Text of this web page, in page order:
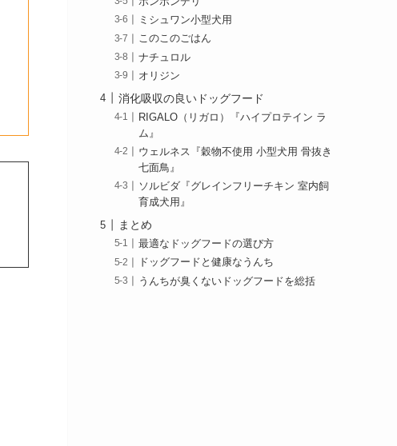
ミシュワン小型犬用
このこのごはん
ナチュロル
オリジン
消化吸収の良いドッグフード
RIGALO（リガロ）『ハイプロテイン ラ
ム』
ウェルネス『穀物不使用 小型犬用 骨抜き
七面鳥』
ソルビダ『グレインフリーチキン 室内飼
育成犬用』
まとめ
最適なドッグフードの選び方
ドッグフードと健康なうんち
うんちが臭くないドッグフードを総括